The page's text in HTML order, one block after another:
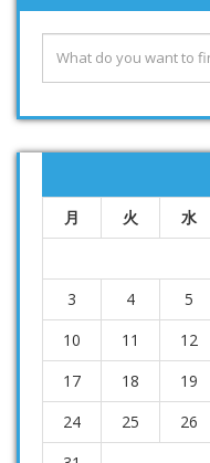
月 火 水
3
4 5
10
11 12
17
18 19
24
25 26